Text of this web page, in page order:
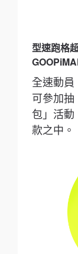
型速跑格
全速動員
可參加
包」活動
款之中。